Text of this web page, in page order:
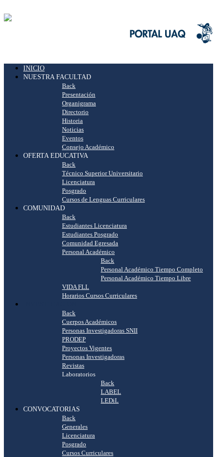
INICIO
NUESTRA FACULTAD
Back
Presentación
Organigrama
Directorio
Historia
Noticias
Eventos
Consejo Académico
OFERTA EDUCATIVA
Back
Técnico Superior Universitario
Licenciatura
Posgrado
Cursos de Lenguas Curriculares
COMUNIDAD
Back
Estudiantes Licenciatura
Estudiantes Posgrado
Comunidad Egresada
Personal Académico
Back
Personal Académico Tiempo Completo
Personal Académico Tiempo Libre
VIDA FLL
Horarios Cursos Curriculares
Back
Cuerpos Académicos
Personas Investigadoras SNII
PRODEP
Proyectos Vigentes
Personas Investigadoras
Revistas
Laboratorios
Back
LABEL
LEDiL
CONVOCATORIAS
Back
Generales
Licenciatura
Posgrado
Cursos Curriculares